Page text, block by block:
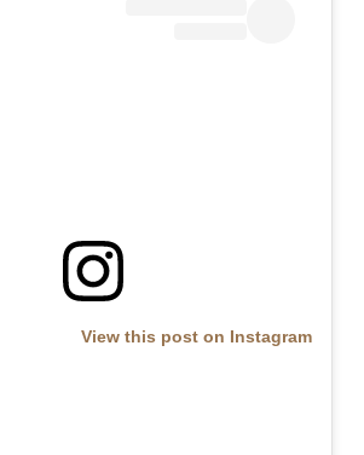
View this post on Instagram